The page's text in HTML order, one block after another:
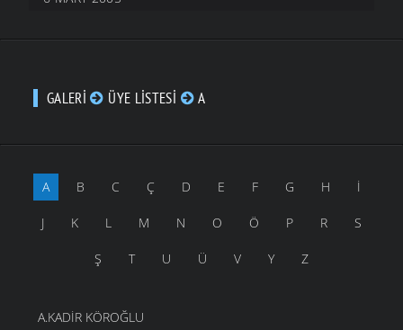
GALERI ÜYE LISTESI A
A B C Ç D E F G H İ
J K L M N O Ö P R S
Ş T U Ü V Y Z
A.KADIR KÖROĞLU